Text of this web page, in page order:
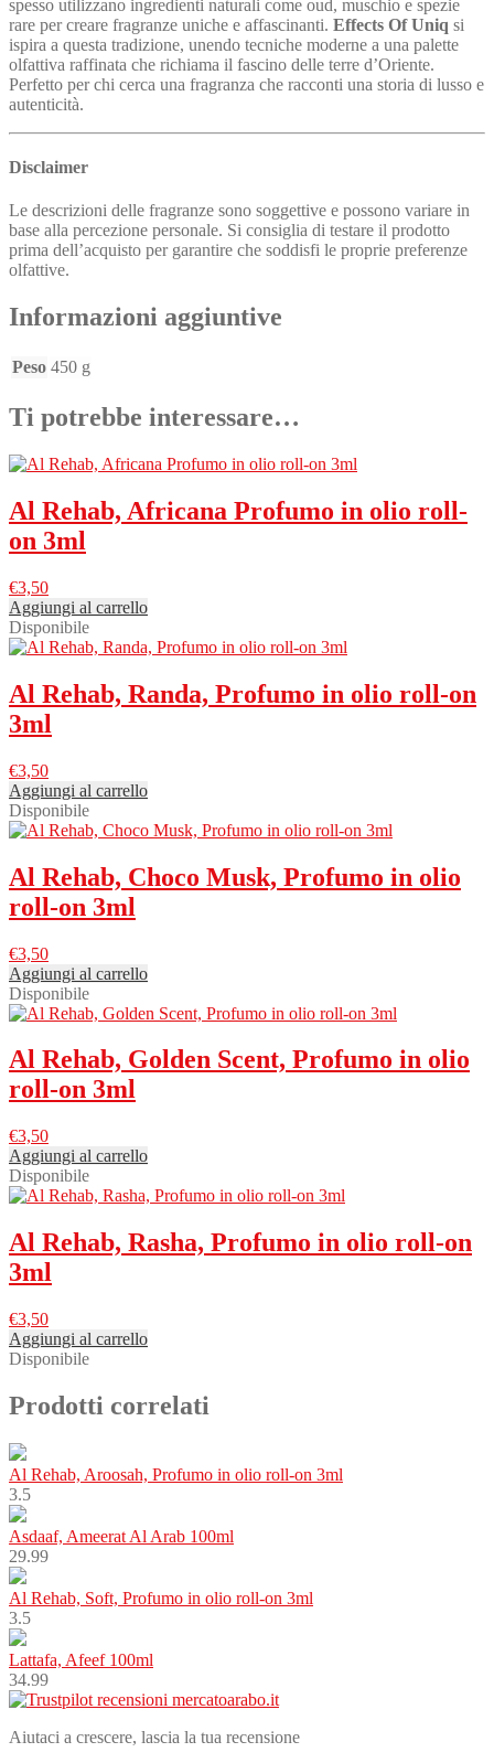
spesso utilizzano ingredienti naturali come oud, muschio e spezie
rare per creare fragranze uniche e affascinanti. Effects Of Uniq si
ispira a questa tradizione, unendo tecniche moderne a una palette
olfattiva raffinata che richiama il fascino delle terre d’Oriente.
Perfetto per chi cerca una fragranza che racconti una storia di lusso e
autenticità.
Disclaimer
Le descrizioni delle fragranze sono soggettive e possono variare in
base alla percezione personale. Si consiglia di testare il prodotto
prima dell’acquisto per garantire che soddisfi le proprie preferenze
olfattive.
Informazioni aggiuntive
Peso 450 g
Ti potrebbe interessare…
Al Rehab, Africana Profumo in olio roll-
on 3ml
€3,50
Aggiungi al carrello
Disponibile
Al Rehab, Randa, Profumo in olio roll-on
3ml
€3,50
Aggiungi al carrello
Disponibile
Al Rehab, Choco Musk, Profumo in olio
roll-on 3ml
€3,50
Aggiungi al carrello
Disponibile
Al Rehab, Golden Scent, Profumo in olio
roll-on 3ml
€3,50
Aggiungi al carrello
Disponibile
Al Rehab, Rasha, Profumo in olio roll-on
3ml
€3,50
Aggiungi al carrello
Disponibile
Prodotti correlati
Al Rehab, Aroosah, Profumo in olio roll-on 3ml
3.5
Asdaaf, Ameerat Al Arab 100ml
29.99
Al Rehab, Soft, Profumo in olio roll-on 3ml
3.5
Lattafa, Afeef 100ml
34.99
Aiutaci a crescere, lascia la tua recensione